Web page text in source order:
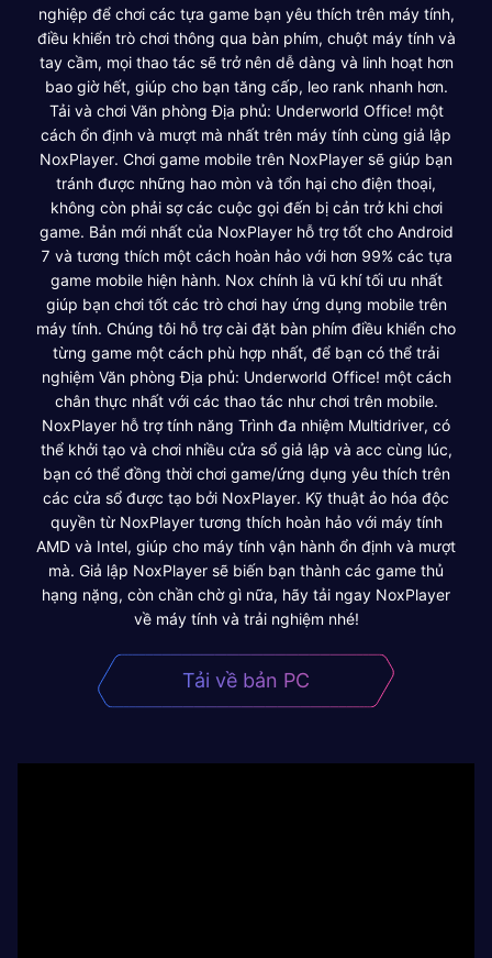
nghiệp để chơi các tựa game bạn yêu thích trên máy tính,
điều khiển trò chơi thông qua bàn phím, chuột máy tính và
tay cầm, mọi thao tác sẽ trở nên dễ dàng và linh hoạt hơn
bao giờ hết, giúp cho bạn tăng cấp, leo rank nhanh hơn.
Tải và chơi Văn phòng Địa phủ: Underworld Office! một
cách ổn định và mượt mà nhất trên máy tính cùng giả lập
NoxPlayer. Chơi game mobile trên NoxPlayer sẽ giúp bạn
tránh được những hao mòn và tổn hại cho điện thoại,
không còn phải sợ các cuộc gọi đến bị cản trở khi chơi
game. Bản mới nhất của NoxPlayer hỗ trợ tốt cho Android
7 và tương thích một cách hoàn hảo với hơn 99% các tựa
game mobile hiện hành. Nox chính là vũ khí tối ưu nhất
giúp bạn chơi tốt các trò chơi hay ứng dụng mobile trên
máy tính. Chúng tôi hỗ trợ cài đặt bàn phím điều khiển cho
từng game một cách phù hợp nhất, để bạn có thể trải
nghiệm Văn phòng Địa phủ: Underworld Office! một cách
chân thực nhất với các thao tác như chơi trên mobile.
NoxPlayer hỗ trợ tính năng Trình đa nhiệm Multidriver, có
thể khởi tạo và chơi nhiều cửa sổ giả lập và acc cùng lúc,
bạn có thể đồng thời chơi game/ứng dụng yêu thích trên
các cửa sổ được tạo bởi NoxPlayer. Kỹ thuật ảo hóa độc
quyền từ NoxPlayer tương thích hoàn hảo với máy tính
AMD và Intel, giúp cho máy tính vận hành ổn định và mượt
mà. Giả lập NoxPlayer sẽ biến bạn thành các game thủ
hạng nặng, còn chần chờ gì nữa, hãy tải ngay NoxPlayer
về máy tính và trải nghiệm nhé!
Tải về bản PC